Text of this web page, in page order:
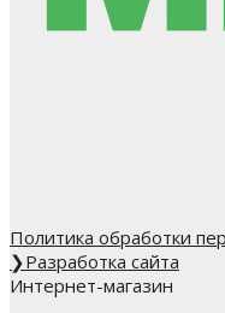
Политика обработки
❯Разработка сайта
Интернет-магазин